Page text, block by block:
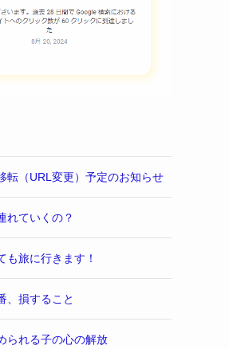
転（URL変更）予定のお知らせ
れていくの？
も旅に行きます！
、損すること
られる子の心の解放